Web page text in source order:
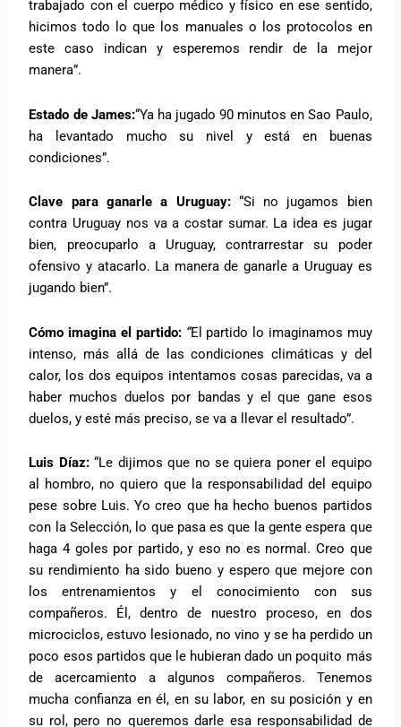
trabajado con el cuerpo médico y físico en ese sentido,
hicimos todo lo que los manuales o los protocolos en
este caso indican y esperemos rendir de la mejor
manera”.
Estado de James:“Ya ha jugado 90 minutos en Sao Paulo,
ha levantado mucho su nivel y está en buenas
condiciones”.
Clave para ganarle a Uruguay:“Si no jugamos bien
contra Uruguay nos va a costar sumar. La idea es jugar
bien, preocuparlo a Uruguay, contrarrestar su poder
ofensivo y atacarlo. La manera de ganarle a Uruguay es
jugando bien”.
Cómo imagina el partido: “El partido lo imaginamos muy
intenso, más allá de las condiciones climáticas y del
calor, los dos equipos intentamos cosas parecidas, va a
haber muchos duelos por bandas y el que gane esos
duelos, y esté más preciso, se va a llevar el resultado”.
Luis Díaz:“Le dijimos que no se quiera poner el equipo
al hombro, no quiero que la responsabilidad del equipo
pese sobre Luis. Yo creo que ha hecho buenos partidos
con la Selección, lo que pasa es que la gente espera que
haga 4 goles por partido, y eso no es normal. Creo que
su rendimiento ha sido bueno y espero que mejore con
los entrenamientos y el conocimiento con sus
compañeros. Él, dentro de nuestro proceso, en dos
microciclos, estuvo lesionado, no vino y se ha perdido un
poco esos partidos que le hubieran dado un poquito más
de acercamiento a algunos compañeros. Tenemos
mucha confianza en él, en su labor, en su posición y en
su rol, pero no queremos darle esa responsabilidad de